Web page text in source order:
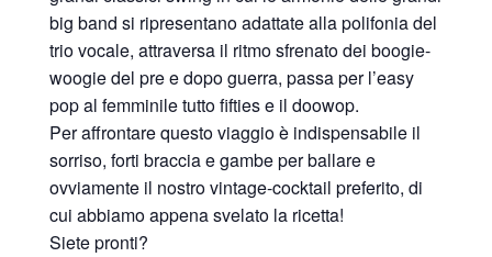
big band si ripresentano adattate alla polifonia del
trio vocale, attraversa il ritmo sfrenato dei boogie-
woogie del pre e dopo guerra, passa per l’easy
pop al femminile tutto fifties e il doowop.
Per affrontare questo viaggio è indispensabile il
sorriso, forti braccia e gambe per ballare e
ovviamente il nostro vintage-cocktail preferito, di
cui abbiamo appena svelato la ricetta!
Siete pronti?